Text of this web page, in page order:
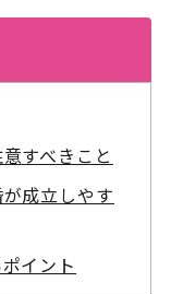
すべきこと
成立しやす
イント